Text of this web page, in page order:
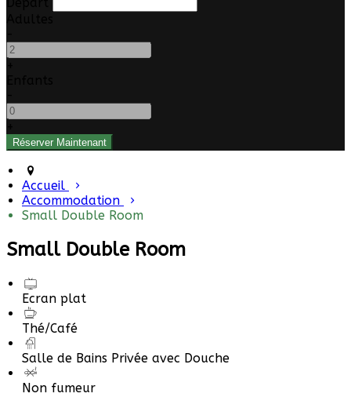
Accueil
Accommodation
Small Double Room
Small Double Room
Ecran plat
Thé/Café
Salle de Bains Privée avec Douche
Non fumeur